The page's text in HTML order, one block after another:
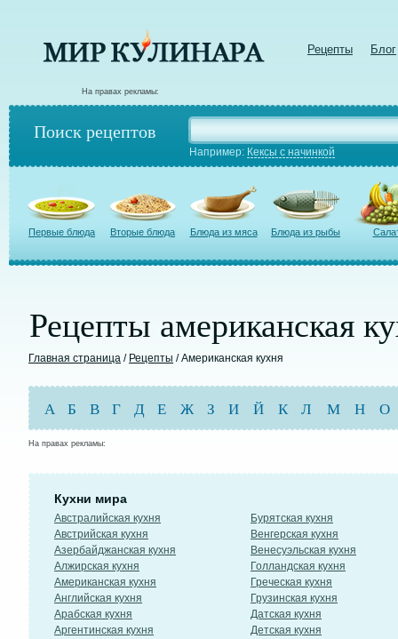
Рецепты Блог
На правах рекламы:
Поиск рецептов
Например: Кексы с начинкой
Первые блюда Вторые блюда Блюда из мяса Блюда из рыбы
Рецепты американская
Главная страница / Рецепты / Американская кухня
А Б В Г Д Е Ж З И Й К Л М Н О
На правах рекламы:
Кухни мира
Австралийская кухня
Австрийская кухня
Азербайджанская кухня
Алжирская кухня
Американская кухня
Английская кухня
Арабская кухня
Аргентинская кухня
Бурятская кухня
Венгерская кухня
Венесуэльская кухня
Голландская кухня
Греческая кухня
Грузинская кухня
Датская кухня
Детская кухня